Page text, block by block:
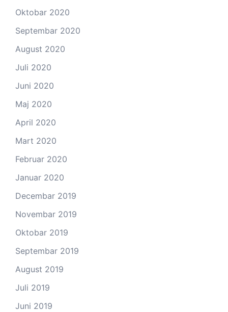
Oktobar 2020
Septembar 2020
August 2020
Juli 2020
Juni 2020
Maj 2020
April 2020
Mart 2020
Februar 2020
Januar 2020
Decembar 2019
Novembar 2019
Oktobar 2019
Septembar 2019
August 2019
Juli 2019
Juni 2019